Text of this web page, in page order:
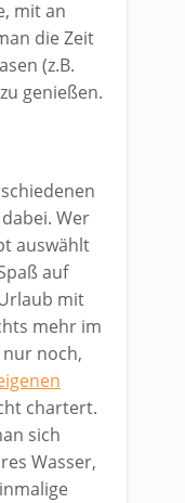
mit an
die Zeit
(z.B.
genießen.
Wer
auswählt
auf
mit
mehr im
noch,
chartert.
sich
Wasser,